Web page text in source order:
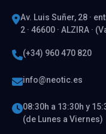
Av. Luis Suñer, 28 ·
2 · 46600 · ALZIRA ·
(+34) 960 470 820
info@neotic.es
08:30h a 13:30h y
(de Lunes a Viernes)